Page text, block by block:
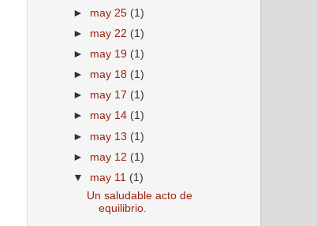
► may 25 (1)
► may 22 (1)
► may 19 (1)
► may 18 (1)
► may 17 (1)
► may 14 (1)
► may 13 (1)
► may 12 (1)
▼ may 11 (1)
Un saludable acto de
equilibrio.